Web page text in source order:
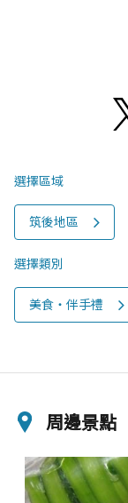
選擇區域
筑後地區
選擇類別
美食‧伴手禮
周邊景點